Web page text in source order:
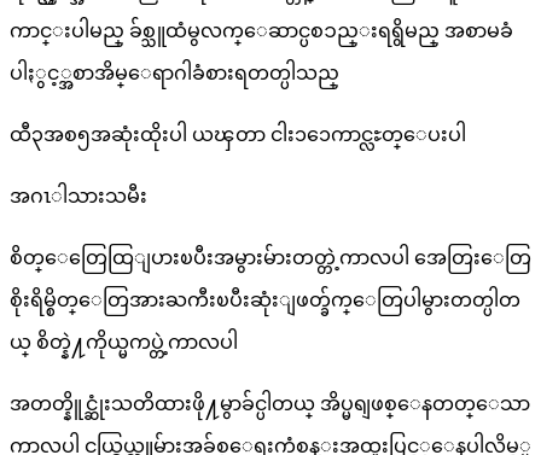
ကာင္းပါမည္ ခ်စ္သူထံမွလက္ေဆာင္ပစၥည္းရရွိမည္ အစာမခံ
ပါႏွင့္အစာအိမ္ေရာဂါခံစားရတတ္ပါသည္
ထီ၃အစ၅အဆုံးထိုးပါ ယၾတာ ငါး၁၁ေကာင္လႊတ္ေပးပါ
အဂၤါသားသမီး
စိတ္ေတြေထြျပားၿပီးအမွားမ်ားတတ္တဲ့ကာလပါ အေတြးေတြ
စိုးရိမ္စိတ္ေတြအားႀကီးၿပီးဆုံးျဖတ္ခ်က္ေတြပါမွားတတ္ပါတ
ယ္ စိတ္နဲ႔ကိုယ္မကပ္တဲ့ကာလပါ
အတတ္နိူင္ဆုံးသတိထားဖို႔မွာခ်င္ပါတယ္ အိပ္မရျဖစ္ေနတတ္ေသာ
ကာလပါ ငယ္ရြယ္သူမ်ားအခ်စ္ေရးကံစန္းအထူးပြင့္ေနပါလိမ့္မ